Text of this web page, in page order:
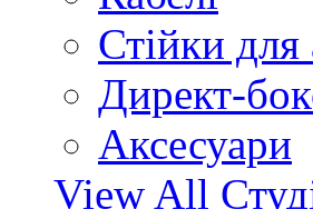
Стійки
Директ-
Аксесуари
View All